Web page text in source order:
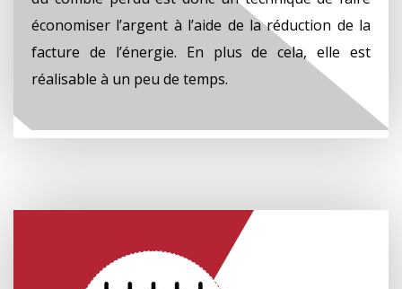
économiser l’argent à l’aide de la réduction de la
facture de l’énergie. En plus de cela, elle est
réalisable à un peu de temps.